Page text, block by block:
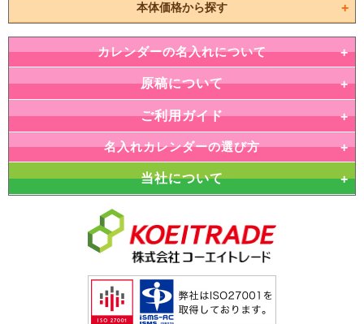
本体価格から探す
カレンダーの名入れについて
原稿について
ご利用ガイド
名入れカレンダーの選び方
当社について